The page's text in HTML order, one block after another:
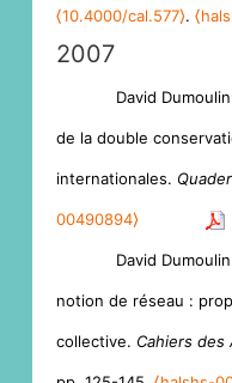
⟨10.4000/cal.577⟩.
2007
David
de la double
internationales.
00490894⟩
David
notion de réseau :
collective. Cahiers des